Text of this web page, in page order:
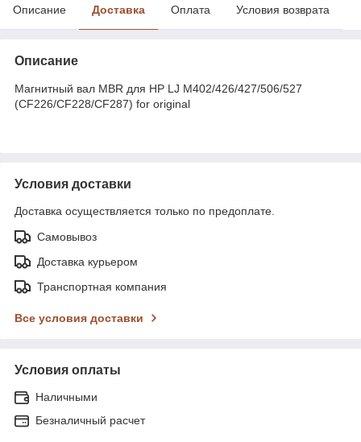
Описание Доставка Оплата Условия возврата
Описание
Магнитный вал MBR для HP LJ M402/426/427/506/527
(CF226/CF228/CF287) for original
Условия доставки
Доставка осуществляется только по предоплате.
Самовывоз
Доставка курьером
Транспортная компания
Все условия доставки
Условия оплаты
Наличными
Безналичный расчет